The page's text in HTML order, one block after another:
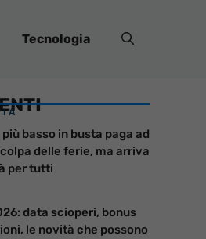
Tecnologia
basso in busta paga ad
delle ferie, ma arriva
per tutti
data scioperi, bonus
le novità che possono